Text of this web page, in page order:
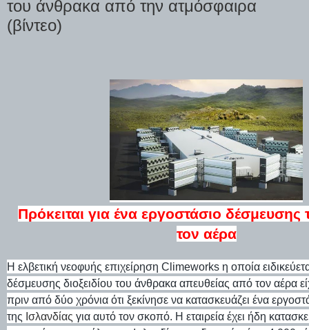
του άνθρακα από την ατμόσφαιρα
(βίντεο)
Πρόκειται για ένα εργοστάσιο
τον αέρα
Η ελβετική νεοφυής επιχείρηση Climeworks η οποία
δέσμευσης διοξειδίου του άνθρακα απευθείας από τον αέρα
πριν από δύο χρόνια ότι ξεκίνησε να κατασκευάζει ένα
της Ισλανδίας για αυτό τον σκοπό. Η εταιρεία έχει ήδη